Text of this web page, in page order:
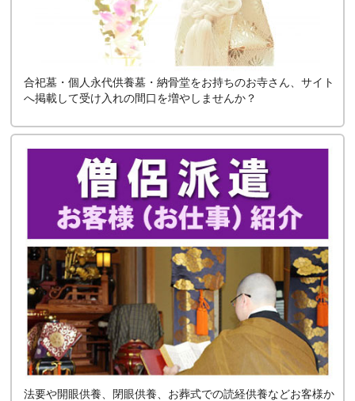
合祀墓・個人永代供養墓・納骨堂をお持ちのお寺さん、サイト
へ掲載して受け入れの間口を増やしませんか？
法要や開眼供養、閉眼供養、お葬式での読経供養などお客様か